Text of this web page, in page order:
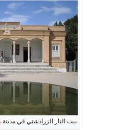
بيت النار الزرادشتي في مدينة